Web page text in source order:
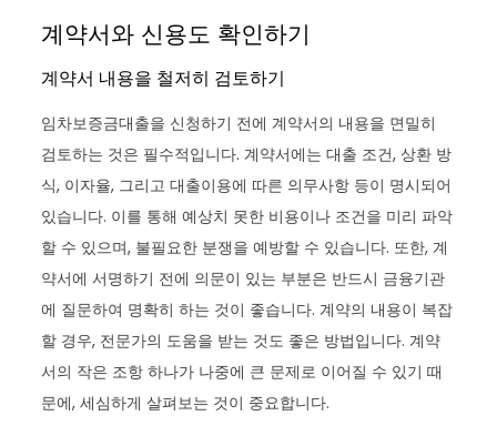
계약서와 신용도 확인하기
계약서 내용을 철저히 검토하기
임차보증금대출을 신청하기 전에 계약서의 내용을 면밀히
검토하는 것은 필수적입니다. 계약서에는 대출 조건, 상환 방
식, 이자율, 그리고 대출이용에 따른 의무사항 등이 명시되어
있습니다. 이를 통해 예상치 못한 비용이나 조건을 미리 파악
할 수 있으며, 불필요한 분쟁을 예방할 수 있습니다. 또한, 계
약서에 서명하기 전에 의문이 있는 부분은 반드시 금융기관
에 질문하여 명확히 하는 것이 좋습니다. 계약의 내용이 복잡
할 경우, 전문가의 도움을 받는 것도 좋은 방법입니다. 계약
서의 작은 조항 하나가 나중에 큰 문제로 이어질 수 있기 때
문에, 세심하게 살펴보는 것이 중요합니다.